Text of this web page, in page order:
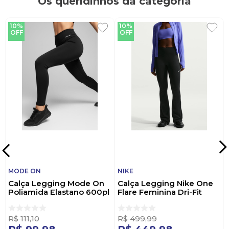
10%
OFF
MODE ON
Calça Legging Mode On
Poliamida Elastano 600pl
R$ 111,10
10%
OFF
NIKE
Calça Legging Nike One
Flare Feminina Dri-Fit
R$ 499,99